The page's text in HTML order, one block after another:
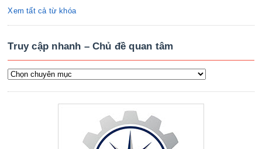
Xem tất cả từ khóa
Truy cập nhanh – Chủ đề quan tâm